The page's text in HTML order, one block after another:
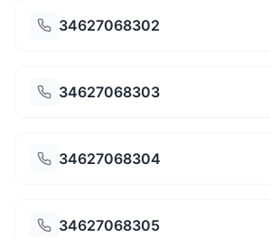
34627068302
34627068303
34627068304
34627068305